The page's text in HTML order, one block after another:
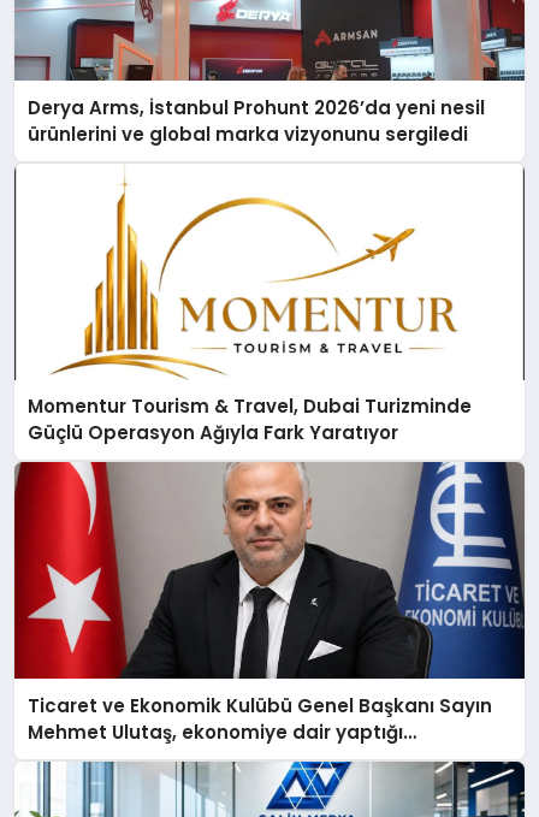
Derya Arms, İstanbul Prohunt 2026’da yeni nesil
ürünlerini ve global marka vizyonunu sergiledi
Momentur Tourism & Travel, Dubai Turizminde
Güçlü Operasyon Ağıyla Fark Yaratıyor
Ticaret ve Ekonomik Kulübü Genel Başkanı Sayın
Mehmet Ulutaş, ekonomiye dair yaptığı
açıklamada şunları kaydetti: